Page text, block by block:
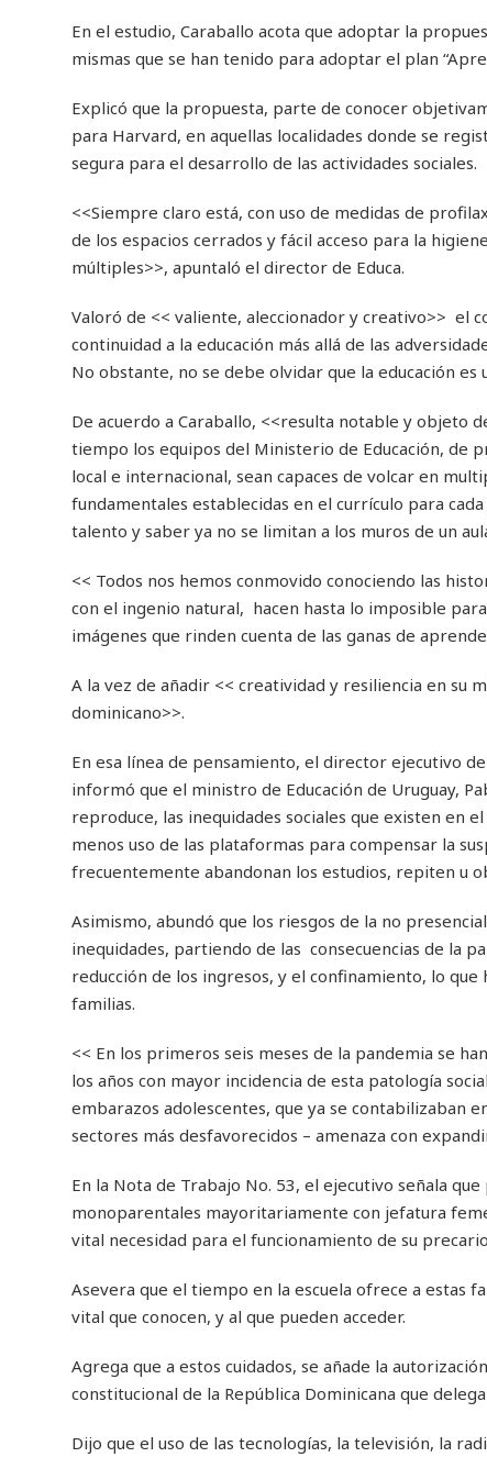
En el estudio, Caraballo acota que adoptar la
mismas que se han tenido para adoptar el plan
Explicó que la propuesta, parte de conocer
para Harvard, en aquellas localidades donde se
segura para el desarrollo de las actividades sociales.
<<Siempre claro está, con uso de medidas de
de los espacios cerrados y fácil acceso para la
múltiples>>, apuntaló el director de Educa.
Valoró de << valiente, aleccionador y creativo>> el
continuidad a la educación más allá de las
No obstante, no se debe olvidar que la educación es
De acuerdo a Caraballo, <<resulta notable y objeto
tiempo los equipos del Ministerio de Educación, de
local e internacional, sean capaces de volcar en
fundamentales establecidas en el currículo para
talento y saber ya no se limitan a los muros de un
<< Todos nos hemos conmovido conociendo las
con el ingenio natural, hacen hasta lo imposible
imágenes que rinden cuenta de las ganas de
A la vez de añadir << creatividad y resiliencia en su
dominicano>>.
En esa línea de pensamiento, el director ejecutivo
informó que el ministro de Educación de Uruguay,
reproduce, las inequidades sociales que existen en
menos uso de las plataformas para compensar la
frecuentemente abandonan los estudios, repiten u
Asimismo, abundó que los riesgos de la no
inequidades, partiendo de las consecuencias de la
reducción de los ingresos, y el confinamiento, lo
familias.
<< En los primeros seis meses de la pandemia se
los años con mayor incidencia de esta patología
embarazos adolescentes, que ya se contabilizaban
sectores más desfavorecidos – amenaza con
En la Nota de Trabajo No. 53, el ejecutivo señala
monoparentales mayoritariamente con jefatura
vital necesidad para el funcionamiento de su
Asevera que el tiempo en la escuela ofrece a estas
vital que conocen, y al que pueden acceder.
Agrega que a estos cuidados, se añade la
constitucional de la República Dominicana que
Dijo que el uso de las tecnologías, la televisión, la